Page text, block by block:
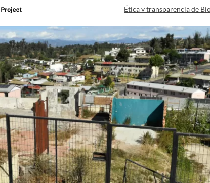
Ética y transparencia de